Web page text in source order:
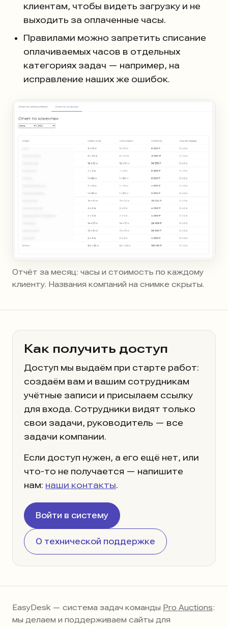
клиентам, чтобы видеть загрузку и не
выходить за оплаченные часы.
Правилами можно запретить списание
оплачиваемых часов в отдельных
категориях задач — например, на
исправление наших же ошибок.
Отчёт за месяц: часы и стоимость по каждому
клиенту. Названия компаний на снимке скрыты.
Как получить доступ
Доступ мы выдаём при старте работ:
создаём вам и вашим сотрудникам
учётные записи и присылаем ссылку
для входа. Сотрудники видят только
свои задачи, руководитель — все
задачи компании.
Если доступ нужен, а его ещё нет, или
что-то не получается — напишите
нам: наши контакты.
Войти в систему
О технической поддержке
EasyDesk — система задач команды Pro Auctions:
мы делаем и поддерживаем сайты для